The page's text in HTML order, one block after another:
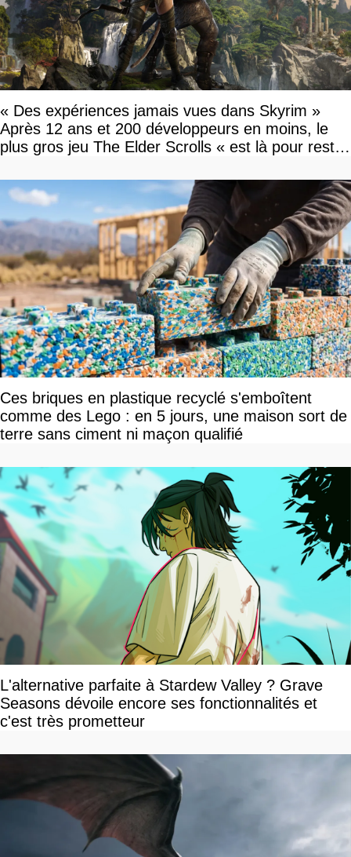
« Des expériences jamais vues dans Skyrim »
Après 12 ans et 200 développeurs en moins, le
plus gros jeu The Elder Scrolls « est là pour rester
Ces briques en plastique recyclé s'emboîtent
comme des Lego : en 5 jours, une maison sort de
terre sans ciment ni maçon qualifié
L'alternative parfaite à Stardew Valley ? Grave
Seasons dévoile encore ses fonctionnalités et
c'est très prometteur